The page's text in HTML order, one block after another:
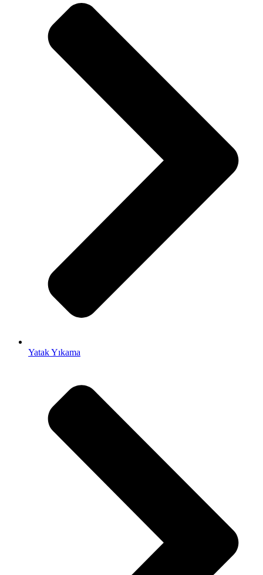
Yatak Yıkama